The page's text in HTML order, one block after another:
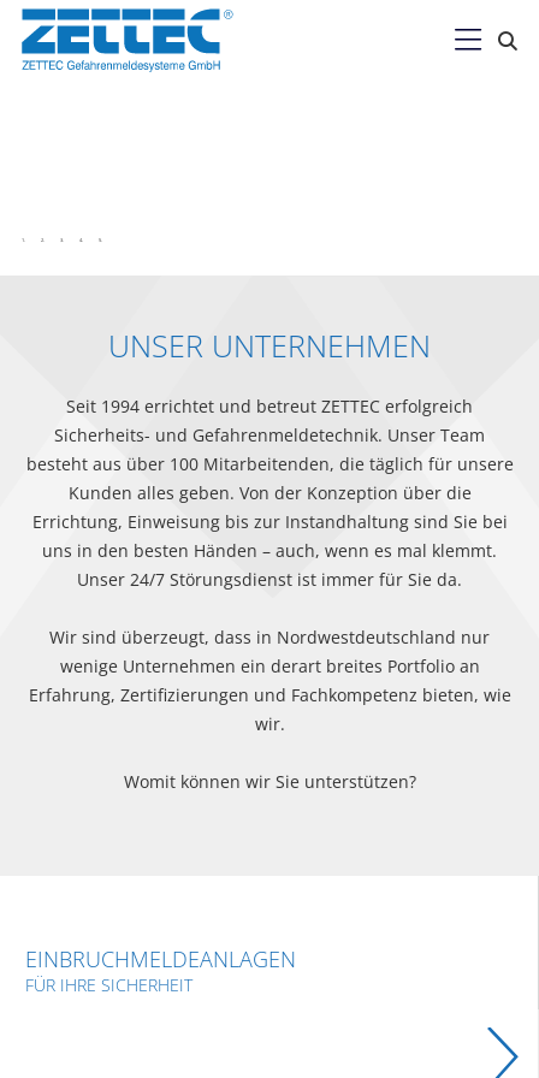

UNSER UNTERNEHMEN
Seit 1994 errichtet und betreut ZETTEC erfolgreich
Sicherheits- und Gefahrenmeldetechnik. Unser Team
besteht aus über 100 Mitarbeitenden, die täglich für unsere
Kunden alles geben. Von der Konzeption über die
Errichtung, Einweisung bis zur Instandhaltung sind Sie bei
uns in den besten Händen – auch, wenn es mal klemmt.
Unser 24/7 Störungsdienst ist immer für Sie da.
Wir sind überzeugt, dass in Nordwestdeutschland nur
wenige Unternehmen ein derart breites Portfolio an
Erfahrung, Zertifizierungen und Fachkompetenz bieten, wie
wir.
Womit können wir Sie unterstützen?
EINBRUCHMELDEANLAGEN
FÜR IHRE SICHERHEIT